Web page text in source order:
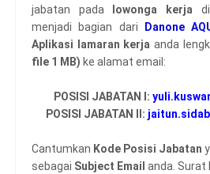
jabatan pada
lowonga kerja
menjadi bagian dari
Danone
Aplikasi lamaran kerja anda
file 1 MB) ke alamat email:
POSISI JABATAN I:
POSISI JABATAN II:
Cantumkan Kode Posisi Jabatan
sebagai Subject Email anda. Surat